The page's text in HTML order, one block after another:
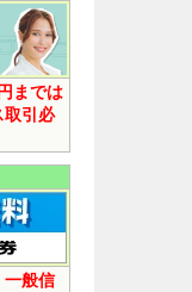
までは
取引必
一般信